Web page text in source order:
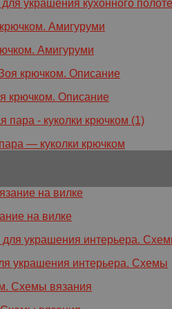
украшения кухонного
Амигуруми
крючком. Описание
— куколки крючком
на вилке
украшения интерьера. Схемы